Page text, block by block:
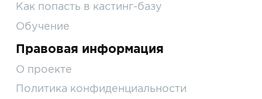
Как попасть в кастинг-базу
Обучение
Правовая информация
О проекте
Политика конфиденциальности